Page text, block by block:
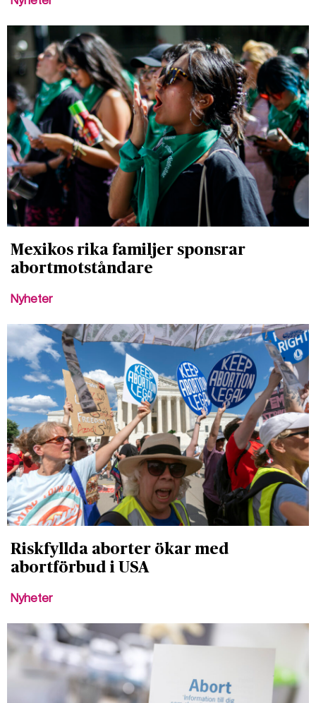
Mexikos rika familjer sponsrar
abortmotståndare
Nyheter
Riskfyllda aborter ökar med
abortförbud i USA
Nyheter